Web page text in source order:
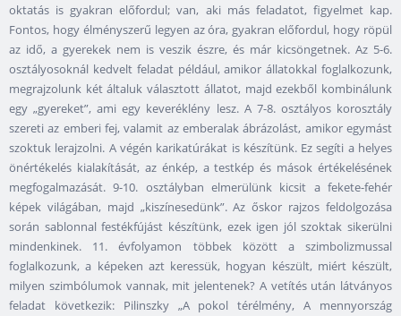
oktatás is gyakran előfordul; van, aki más feladatot, figyelmet kap.
Fontos, hogy élményszerű legyen az óra, gyakran előfordul, hogy röpül
az idő, a gyerekek nem is veszik észre, és már kicsöngetnek. Az 5-6.
osztályosoknál kedvelt feladat például, amikor állatokkal foglalkozunk,
megrajzolunk két általuk választott állatot, majd ezekből kombinálunk
egy „gyereket”, ami egy keveréklény lesz. A 7-8. osztályos korosztály
szereti az emberi fej, valamit az emberalak ábrázolást, amikor egymást
szoktuk lerajzolni. A végén karikatúrákat is készítünk. Ez segíti a helyes
önértékelés kialakítását, az énkép, a testkép és mások értékelésének
megfogalmazását. 9-10. osztályban elmerülünk kicsit a fekete-fehér
képek világában, majd „kiszínesedünk”. Az őskor rajzos feldolgozása
során sablonnal festékfújást készítünk, ezek igen jól szoktak sikerülni
mindenkinek. 11. évfolyamon többek között a szimbolizmussal
foglalkozunk, a képeken azt keressük, hogyan készült, miért készült,
milyen szimbólumok vannak, mit jelentenek? A vetítés után látványos
feladat következik: Pilinszky „A pokol térélmény, A mennyország